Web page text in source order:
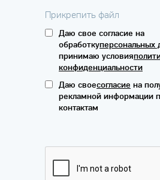
Прикрепить файл
Даю свое согласие на
обработкуперсональных
принимаю условия
конфиденциальности
Даю своесогласие на
рекламной информации
контактам